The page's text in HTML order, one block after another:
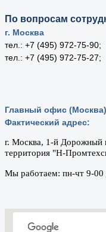
По вопросам
г. Москва
тел.: +7 (495) 972-75-90;
тел.: +7 (495) 972-75-27;
Главный офис
Фактический адрес:
г. Москва, 1-й Дорожный
территория "Н-
Мы работаем: пн-чт 9-00